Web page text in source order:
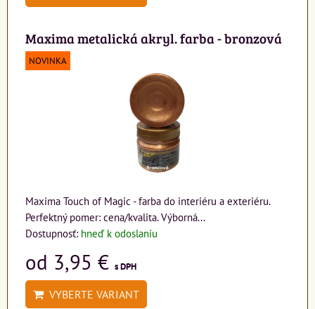
Maxima metalická akryl. farba - bronzová
NOVINKA
Maxima Touch of Magic - farba do interiéru a exteriéru.
Perfektný pomer: cena/kvalita. Výborná...
Dostupnosť: hneď k odoslaniu
od 3,95 € s DPH
VYBERTE VARIANT